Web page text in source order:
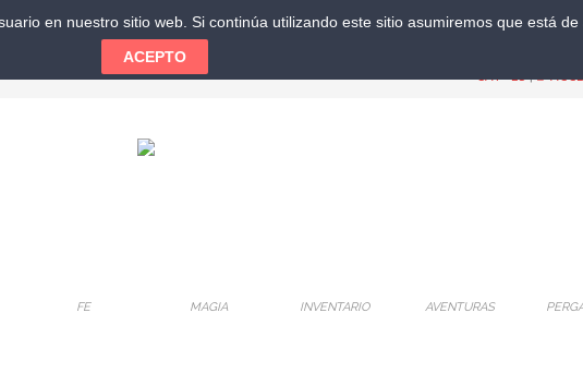
CAT-ES|
FE MAGIA INVENTARIO AVENTURAS
en nuestro sitio web. Si continúa utilizando este sitio asumiremos que está de
ACEPTO